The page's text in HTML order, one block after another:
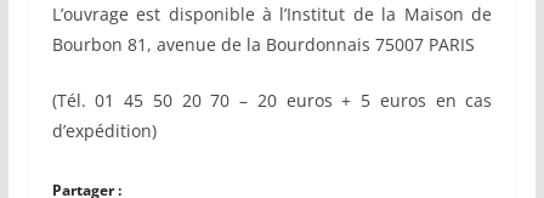
L’ouvrage est disponible à l’Institut de la Maison de
Bourbon 81, avenue de la Bourdonnais 75007 PARIS
(Tél. 01 45 50 20 70 – 20 euros + 5 euros en cas
d’expédition)
Partager :